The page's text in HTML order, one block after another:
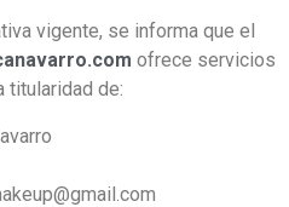
vigente, se informa que el
ofrece servicios
titularidad de: